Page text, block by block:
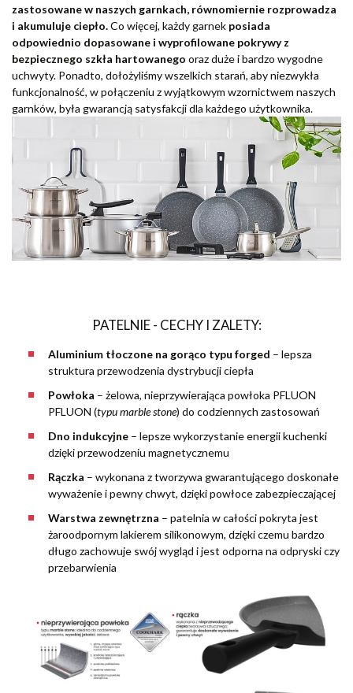
zastosowane w naszych garnkach, równomiernie rozprowadza
i akumuluje ciepło.Co więcej, każdy garnek posiada
odpowiednio dopasowane i wyprofilowane pokrywy z
bezpiecznego szkła hartowanego oraz duże i bardzo wygodne
uchwyty. Ponadto, dołożyliśmy wszelkich starań, aby niezwykła
funkcjonalność, w połączeniu z wyjątkowym wzornictwem naszych
garnków, była gwarancją satysfakcji dla każdego użytkownika.
PATELNIE - CECHY I ZALETY:
Aluminium tłoczone na gorąco typu forged – lepsza
struktura przewodzenia dystrybucji ciepła
Powłoka – żelowa, nieprzywierająca powłoka PFLUON
PFLUON (typu marble stone) do codziennych zastosowań
Dno indukcyjne – lepsze wykorzystanie energii kuchenki
dzięki przewodzeniu magnetycznemu
Rączka – wykonana z tworzywa gwarantującego doskonałe
wyważenie i pewny chwyt, dzięki powłoce zabezpieczającej
Warstwa zewnętrzna – patelnia w całości pokryta jest
żaroodpornym lakierem silikonowym, dzięki czemu bardzo
długo zachowuje swój wygląd i jest odporna na odpryski czy
przebarwienia